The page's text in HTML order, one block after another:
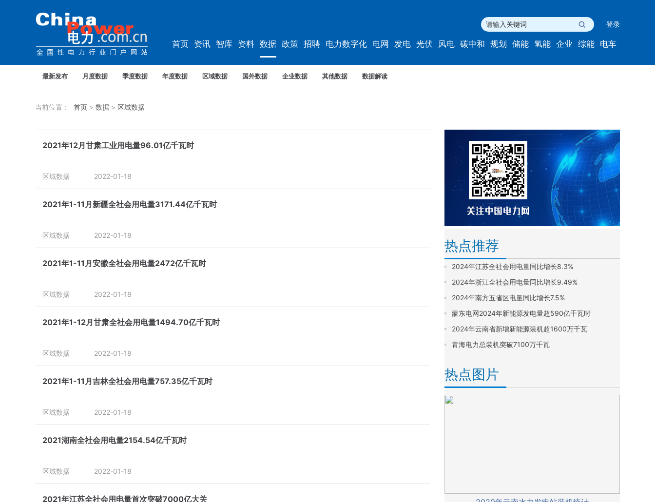
登录
首页 资讯 智库 资料 数据 政策 招聘 电力数字化 电网 发电 光伏 风电 碳中和 规划 储能 氢能 企业 综能 电车
最新发布 月度数据 季度数据 年度数据 区域数据 国外数据 企业数据 其他数据 数据解读
当前位置： 首页 > 数据 > 区域数据
2021年12月甘肃工业用电量96.01亿千瓦时
区域数据 2022-01-18
2021年1-11月新疆全社会用电量3171.44亿千瓦时
区域数据 2022-01-18
2021年1-11月安徽全社会用电量2472亿千瓦时
区域数据 2022-01-18
2021年1-12月甘肃全社会用电量1494.70亿千瓦时
区域数据 2022-01-18
2021年1-11月吉林全社会用电量757.35亿千瓦时
区域数据 2022-01-18
2021湖南全社会用电量2154.54亿千瓦时
区域数据 2022-01-18
2021年江苏全社会用电量首次突破7000亿大关
热点推荐
2024年江苏全社会用电量同比增长8.3%
2024年浙江全社会用电量同比增长9.49%
2024年南方五省区电量同比增长7.5%
蒙东电网2024年新能源发电量超590亿千瓦时
2024年云南省新增新能源装机超1600万千瓦
青海电力总装机突破7100万千瓦
热点图片